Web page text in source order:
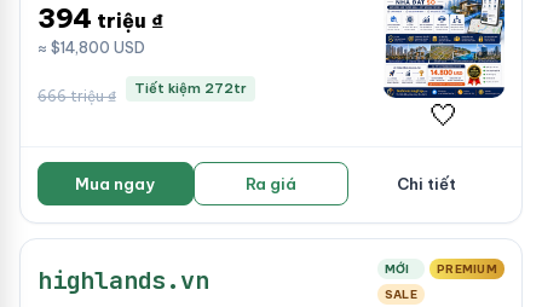
394 triệu ₫
≈ $14,800 USD
666 triệu ₫ Tiết kiệm 272tr
🤍
Mua ngay Ra giá Chi tiết
highlands.vn MỚI
PREMIUM
SALE